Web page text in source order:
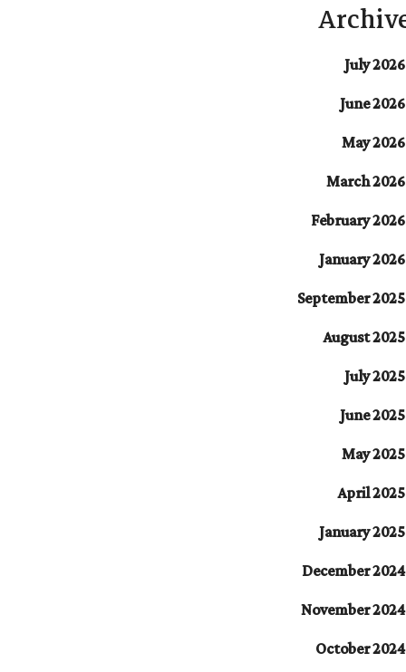
July 2026
June 2026
May 2026
March 2026
February 2026
January 2026
September 2025
August 2025
July 2025
June 2025
May 2025
April 2025
January 2025
December 2024
November 2024
October 2024